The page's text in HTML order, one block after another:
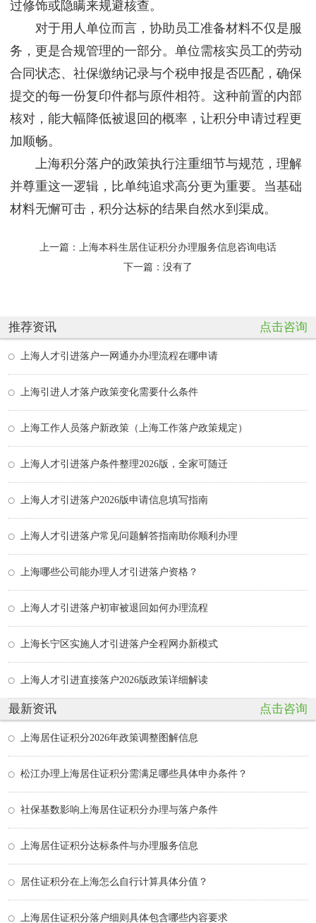
过修饰或隐瞒来规避核查。
对于用人单位而言，协助员工准备材料不仅是服
务，更是合规管理的一部分。单位需核实员工的劳动
合同状态、社保缴纳记录与个税申报是否匹配，确保
提交的每一份复印件都与原件相符。这种前置的内部
核对，能大幅降低被退回的概率，让积分申请过程更
加顺畅。
上海积分落户的政策执行注重细节与规范，理解
并尊重这一逻辑，比单纯追求高分更为重要。当基础
材料无懈可击，积分达标的结果自然水到渠成。
上一篇：
上海本科生居住证积分办理服务信息咨询电话
下一篇：没有了
推荐资讯 点击咨询
上海人才引进落户一网通办办理流程在哪申请
上海引进人才落户政策变化需要什么条件
上海工作人员落户新政策（上海工作落户政策规定）
上海人才引进落户条件整理2026版，全家可随迁
上海人才引进落户2026版申请信息填写指南
上海人才引进落户常见问题解答指南助你顺利办理
上海哪些公司能办理人才引进落户资格？
上海人才引进落户初审被退回如何办理流程
上海长宁区实施人才引进落户全程网办新模式
上海人才引进直接落户2026版政策详细解读
最新资讯 点击咨询
上海居住证积分2026年政策调整图解信息
松江办理上海居住证积分需满足哪些具体申办条件？
社保基数影响上海居住证积分办理与落户条件
上海居住证积分达标条件与办理服务信息
居住证积分在上海怎么自行计算具体分值？
上海居住证积分落户细则具体包含哪些内容要求